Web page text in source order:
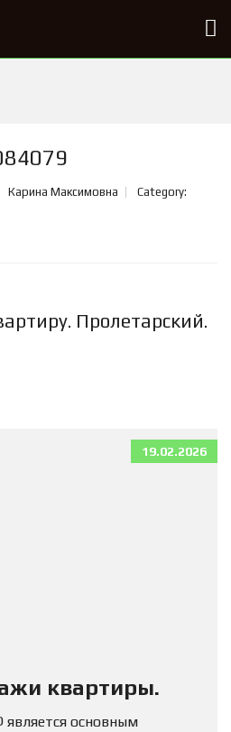
Карина Максимовна Category:
Пролетарский.
19.02.2026
квартиры.
основным